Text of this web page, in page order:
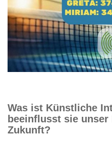
Was ist Künstliche
beeinflusst sie unser
Zukunft?